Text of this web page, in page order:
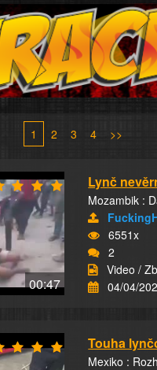
1 2 3 4 >>
00:47
Lynč
Mozambik :
6551x
2
Video /
04/04/
Touha
Mexiko :